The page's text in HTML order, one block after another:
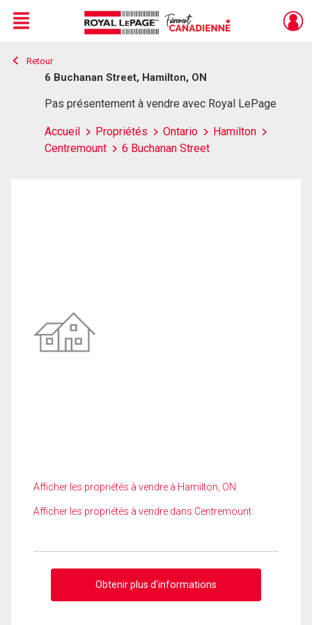
Live
En Direct
Menu
Retour
6 Buchanan Street, Hamilton, ON
Pas présentement à vendre avec Royal LePage
Accueil Propriétés Ontario
Hamilton
Centremount
6 Buchanan Street
Afficher les propriétés à vendre à Hamilton, ON
Afficher les propriétés à vendre dans Centremount
Obtenir plus d'informations